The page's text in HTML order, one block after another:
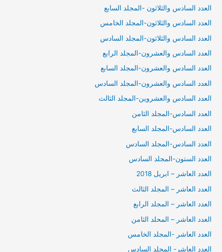
العدد السادس والثلاثون -المجلد السابع
العدد السادس والثلاثون-المجلد الخامس
العدد السادس والثلاثون-المجلد السادس
العدد السادس والعشرون-المجلد الرابع
العدد السادس والعشرون-المجلد السابع
العدد السادس والعشرون-المجلد السادس
العدد السادس والعشروين-المجلد الثالث
العدد السادس-المجلد الثامن
العدد السادس-المجلد السابع
العدد السادس-المجلد السادس
العدد الستون-المجلد السادس
العدد العاشر – ابريل 2018
العدد العاشر – المجلد الثالث
العدد العاشر – المجلد الرابع
العدد العاشر – المحلد الثامن
العدد العاشر -المجلد الخامس
العدد العاشر- المجلد السادس